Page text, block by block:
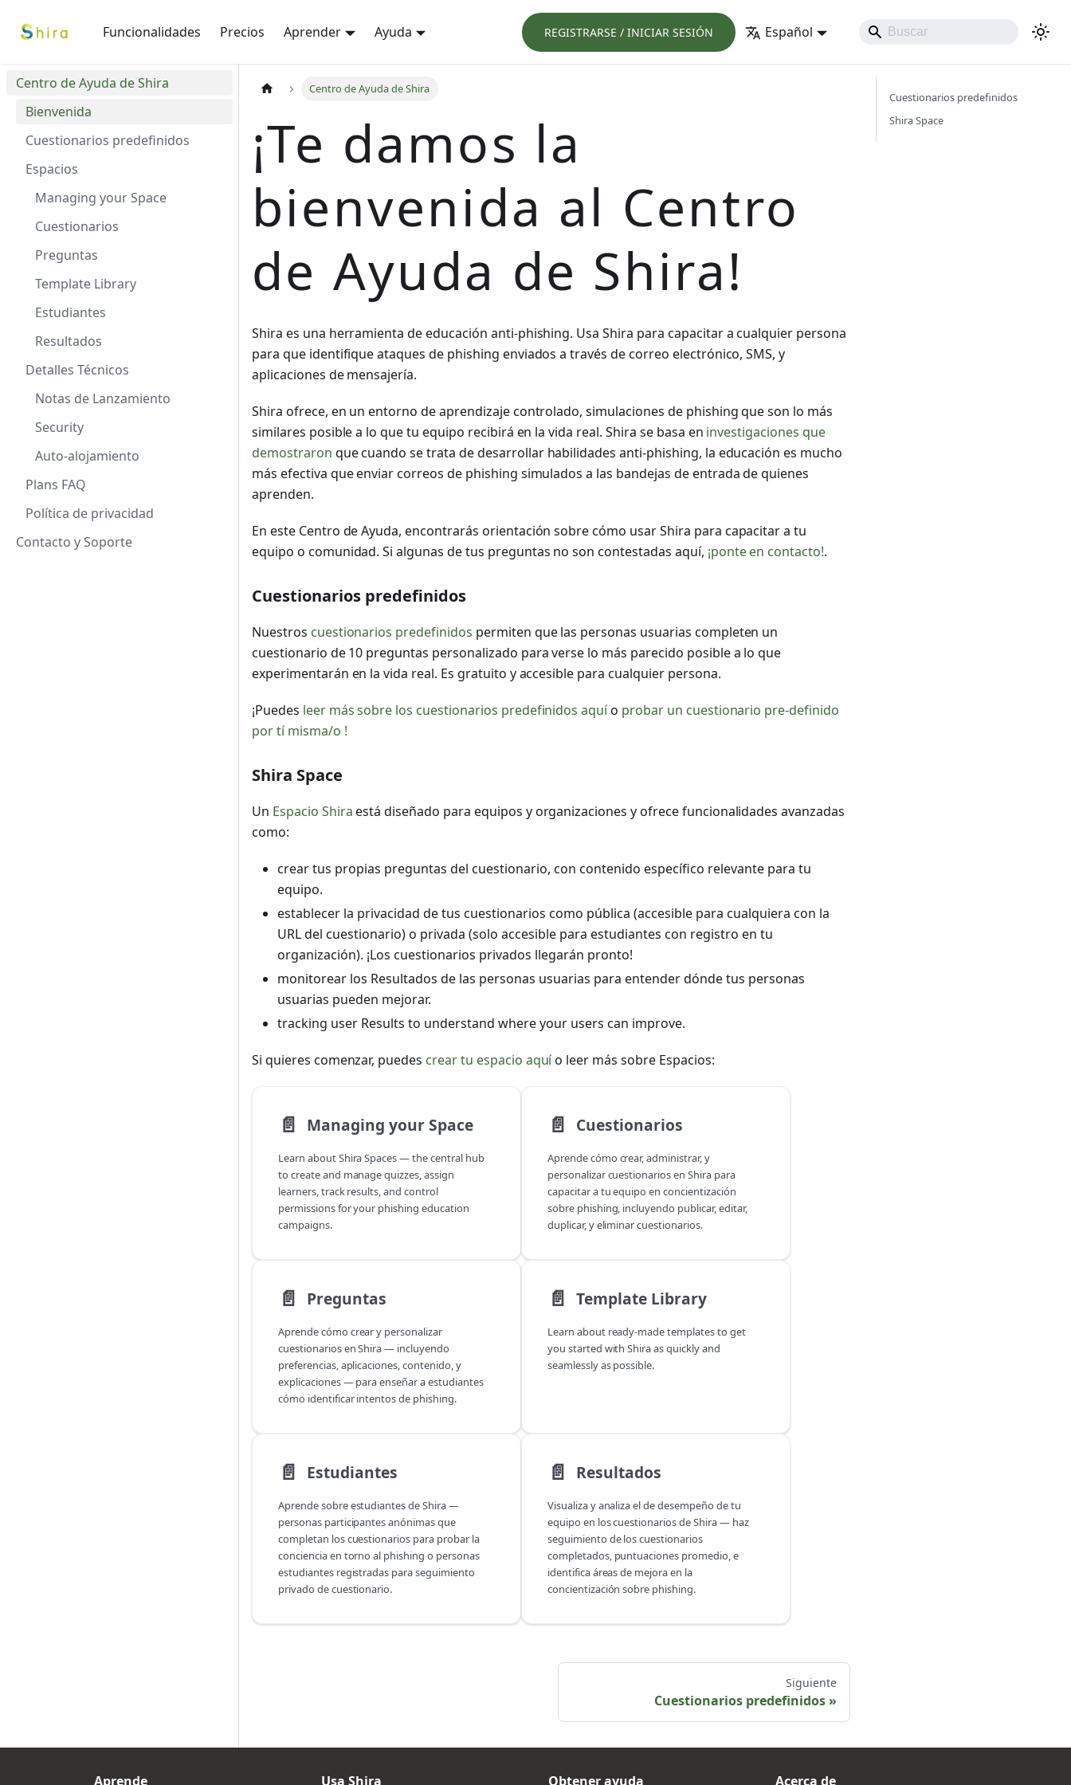
Funcionalidades Precios Aprender Ayuda REGISTRARSE / INICIAR SESIÓN Español
Centro de Ayuda de Shira
Bienvenida
Cuestionarios predefinidos
Espacios
Managing your Space
Cuestionarios
Preguntas
Template Library
Estudiantes
Resultados
Detalles Técnicos
Notas de Lanzamiento
Security
Auto-alojamiento
Plans FAQ
Política de privacidad
Contacto y Soporte
Centro de Ayuda de Shira
¡Te damos la
bienvenida al Centro
de Ayuda de Shira!
Shira es una herramienta de educación anti-phishing. Usa Shira para capacitar a cualquier persona
para que identifique ataques de phishing enviados a través de correo electrónico, SMS, y
aplicaciones de mensajería.
Shira ofrece, en un entorno de aprendizaje controlado, simulaciones de phishing que son lo más
similares posible a lo que tu equipo recibirá en la vida real. Shira se basa en investigaciones que
demostraron que cuando se trata de desarrollar habilidades anti-phishing, la educación es mucho
más efectiva que enviar correos de phishing simulados a las bandejas de entrada de quienes
aprenden.
En este Centro de Ayuda, encontrarás orientación sobre cómo usar Shira para capacitar a tu
equipo o comunidad. Si algunas de tus preguntas no son contestadas aquí, ¡ponte en contacto!.
Cuestionarios predefinidos
Nuestros cuestionarios predefinidos permiten que las personas usuarias completen un
cuestionario de 10 preguntas personalizado para verse lo más parecido posible a lo que
experimentarán en la vida real. Es gratuito y accesible para cualquier persona.
¡Puedes leer más sobre los cuestionarios predefinidos aquío probar un cuestionario pre-definido
por tí misma/o !
Shira Space
Un Espacio Shiraestá diseñado para equipos y organizaciones y ofrece funcionalidades avanzadas
como:
crear tus propias preguntas del cuestionario, con contenido específico relevante para tu
equipo.
establecer la privacidad de tus cuestionarios como pública (accesible para cualquiera con la
URL del cuestionario) o privada (solo accesible para estudiantes con registro en tu
organización). ¡Los cuestionarios privados llegarán pronto!
monitorear los Resultados de las personas usuarias para entender dónde tus personas
usuarias pueden mejorar.
tracking user Results to understand where your users can improve.
Si quieres comenzar, puedes crear tu espacio aquío leer más sobre Espacios:
📄️ Managing your Space
Learn about Shira Spaces — the central hub
to create and manage quizzes, assign
learners, track results, and control
permissions for your phishing education
campaigns.
📄️ Cuestionarios
Aprende cómo crear, administrar, y
personalizar cuestionarios en Shira para
capacitar a tu equipo en concientización
sobre phishing, incluyendo publicar, editar,
duplicar, y eliminar cuestionarios.
📄️ Preguntas
Aprende cómo crear y personalizar
cuestionarios en Shira — incluyendo
preferencias, aplicaciones, contenido, y
explicaciones — para enseñar a estudiantes
cómo identificar intentos de phishing.
📄️ Template Library
Learn about ready-made templates to get
you started with Shira as quickly and
seamlessly as possible.
📄️ Estudiantes
Aprende sobre estudiantes de Shira —
personas participantes anónimas que
completan los cuestionarios para probar la
conciencia en torno al phishing o personas
estudiantes registradas para seguimiento
privado de cuestionario.
📄️ Resultados
Visualiza y analiza el de desempeño de tu
equipo en los cuestionarios de Shira — haz
seguimiento de los cuestionarios
completados, puntuaciones promedio, e
identifica áreas de mejora en la
concientización sobre phishing.
Siguiente
Cuestionarios predefinidos
Cuestionarios predefinidos
Shira Space
Aprende Usa Shira Obtener ayuda Acerca de